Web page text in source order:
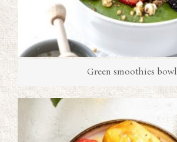
Green smoothies bowl